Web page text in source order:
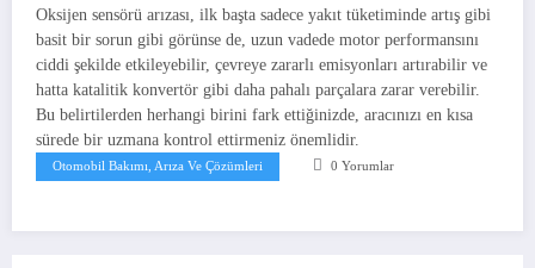
Oksijen sensörü arızası, ilk başta sadece yakıt tüketiminde artış gibi
basit bir sorun gibi görünse de, uzun vadede motor performansını
ciddi şekilde etkileyebilir, çevreye zararlı emisyonları artırabilir ve
hatta katalitik konvertör gibi daha pahalı parçalara zarar verebilir.
Bu belirtilerden herhangi birini fark ettiğinizde, aracınızı en kısa
sürede bir uzmana kontrol ettirmeniz önemlidir.
Otomobil Bakımı, Arıza Ve Çözümleri 0 Yorumlar